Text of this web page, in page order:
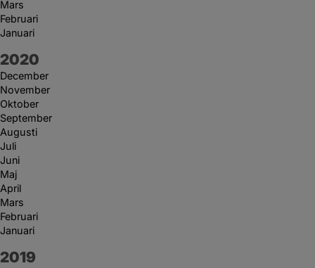
Mars
Februari
Januari
År:
2020
December
November
Oktober
September
Augusti
Juli
Juni
Maj
April
Mars
Februari
Januari
År:
2019